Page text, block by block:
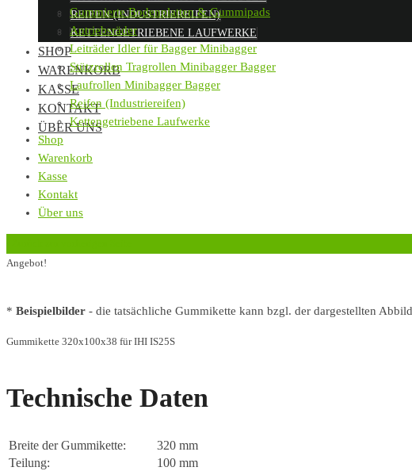
REIFEN (INDUSTRIEREIFEN)
KETTENGETRIEBENE LAUFWERKE
SHOP
WARENKORB
KASSE
KONTAKT
ÜBER UNS
Gummierte Bodenplatten & Gummipads
Antriebsräder
Leiträder Idler für Bagger Minibagger
Stützrollen Tragrollen Minibagger Bagger
Laufrollen Minibagger Bagger
Reifen (Industriereifen)
Kettengetriebene Laufwerke
Shop
Warenkorb
Kasse
Kontakt
Über uns
Angebot!
* Beispielbilder - die tatsächliche Gummikette kann bzgl. der dargestellten
Gummikette 320x100x38 für IHI IS25S
Technische Daten
Breite der Gummikette:
320 mm
Teilung:
100 mm